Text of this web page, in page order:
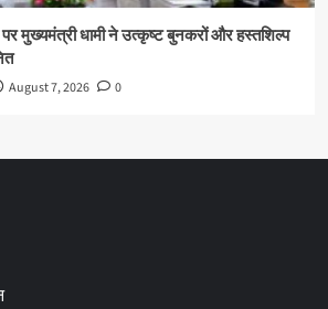
मुख्यमंत्री धामी ने उत्कृष्ट बुनकरों और हस्तशिल्प
August 7, 2026 0